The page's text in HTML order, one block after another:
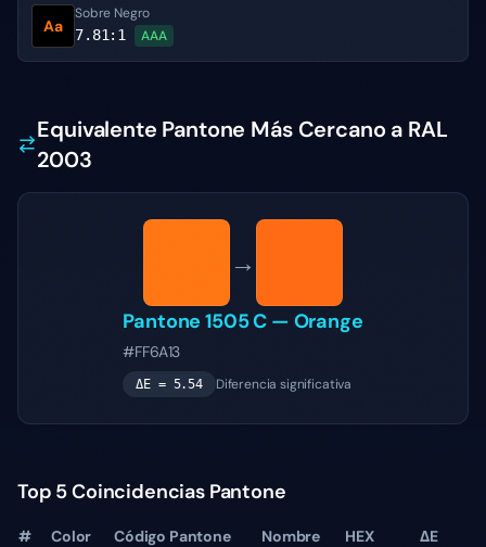
Aa
Sobre Negro
7.81 :1 AAA
Equivalente Pantone Más Cercano a RAL
2003
→
Pantone1505 C — Orange
#FF6A13
ΔE = 5.54 Diferencia significativa
Top 5 Coincidencias Pantone
# Color Código Pantone Nombre HEX ΔE